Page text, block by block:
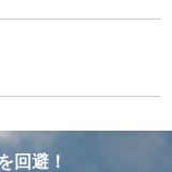
回避！